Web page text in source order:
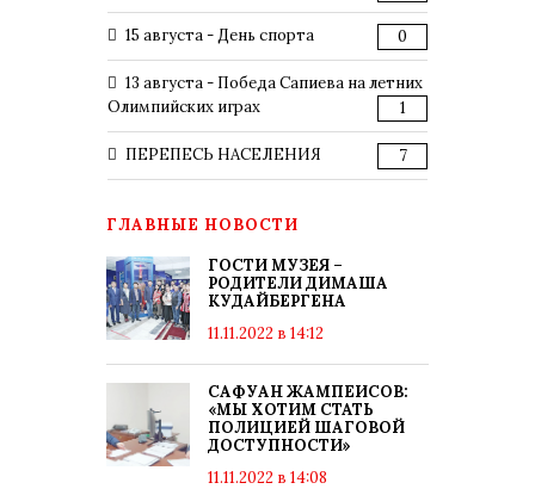
15 августа - День спорта 0
13 августа - Победа Сапиева на летних
Олимпийских играх
1
ПЕРЕПЕСЬ НАСЕЛЕНИЯ 7
ГЛАВНЫЕ НОВОСТИ
ГОСТИ МУЗЕЯ –
РОДИТЕЛИ ДИМАША
КУДАЙБЕРГЕНА
11.11.2022 в 14:12
САФУАН ЖАМПЕИСОВ:
«МЫ ХОТИМ СТАТЬ
ПОЛИЦИЕЙ ШАГОВОЙ
ДОСТУПНОСТИ»
11.11.2022 в 14:08